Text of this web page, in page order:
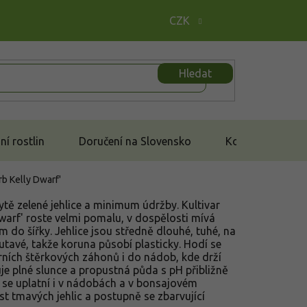
CZK
Hledat
rostlin Doručení na Slovensko Kontakt
Kelly Dwarf'
zelené jehlice a minimum údržby. Kultivar
roste velmi pomalu, v dospělosti mívá
do šířky. Jehlice jsou středně dlouhé, tuhé, na
takže koruna působí plasticky. Hodí se
štěrkových záhonů i do nádob, kde drží
plné slunce a propustná půda s pH přibližně
uplatní i v nádobách a v bonsajovém
tmavých jehlic a postupně se zbarvující